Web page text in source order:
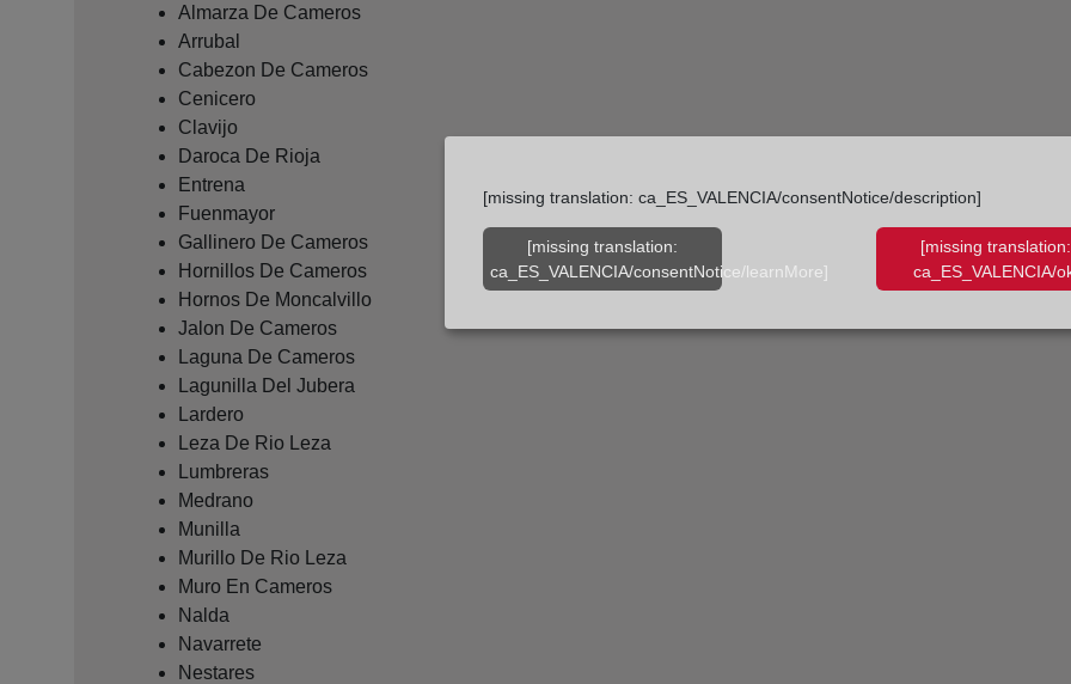
Almarza De Cameros
Arrubal
Cabezon De Cameros
Cenicero
Clavijo
Daroca De Rioja
Entrena
Fuenmayor
Gallinero De Cameros
Hornillos De Cameros
Hornos De Moncalvillo
Jalon De Cameros
Laguna De Cameros
Lagunilla Del Jubera
Lardero
Leza De Rio Leza
Lumbreras
Medrano
Munilla
Murillo De Rio Leza
Muro En Cameros
Nalda
Navarrete
Nestares
[missing translation: ca_ES_VALENCIA/consentNotice/description]
[missing translation:
ca_ES_VALENCIA/consentNotice/learnMore]
[missing translation:
ca_ES_VALENCIA/